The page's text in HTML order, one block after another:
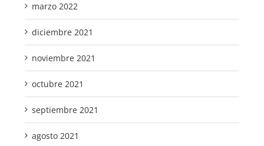
marzo 2022
diciembre 2021
noviembre 2021
octubre 2021
septiembre 2021
agosto 2021